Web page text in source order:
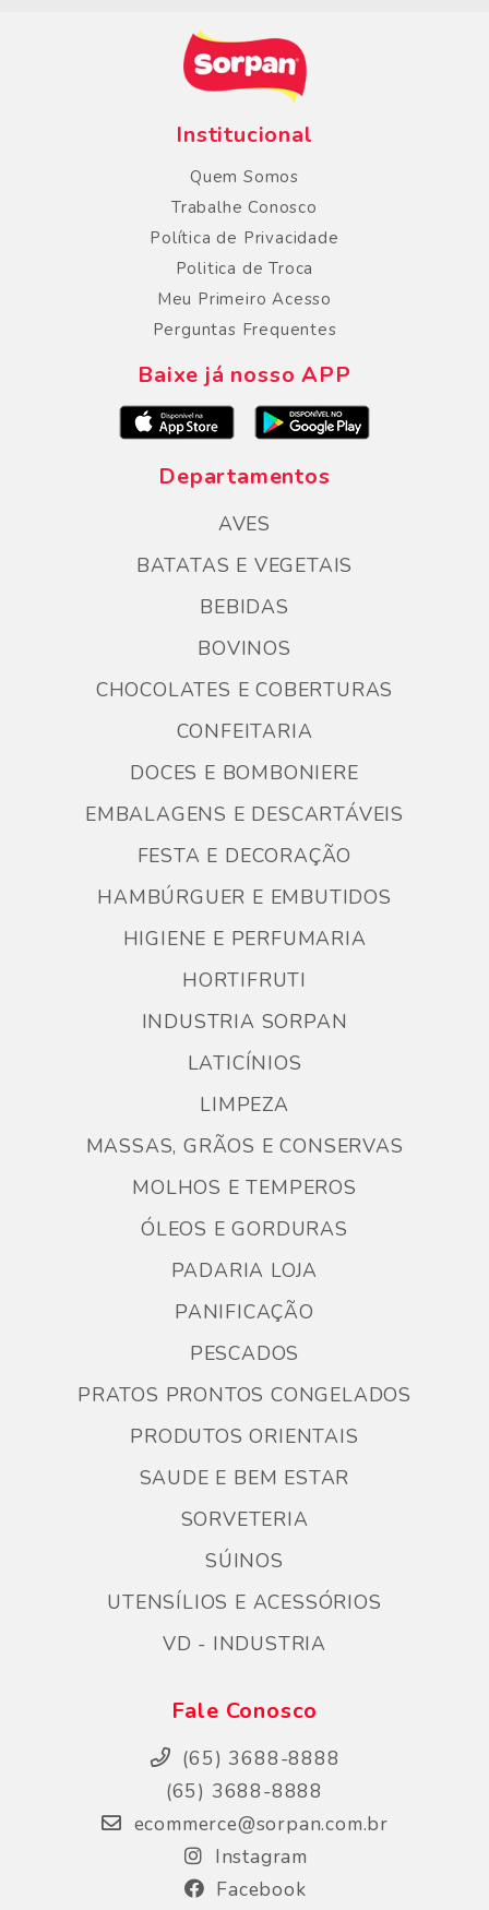
Institucional
Quem Somos
Trabalhe Conosco
Política de Privacidade
Politica de Troca
Meu Primeiro Acesso
Perguntas Frequentes
Baixe já nosso APP
Departamentos
AVES
BATATAS E VEGETAIS
BEBIDAS
BOVINOS
CHOCOLATES E COBERTURAS
CONFEITARIA
DOCES E BOMBONIERE
EMBALAGENS E DESCARTÁVEIS
FESTA E DECORAÇÃO
HAMBÚRGUER E EMBUTIDOS
HIGIENE E PERFUMARIA
HORTIFRUTI
INDUSTRIA SORPAN
LATICÍNIOS
LIMPEZA
MASSAS, GRÃOS E CONSERVAS
MOLHOS E TEMPEROS
ÓLEOS E GORDURAS
PADARIA LOJA
PANIFICAÇÃO
PESCADOS
PRATOS PRONTOS CONGELADOS
PRODUTOS ORIENTAIS
SAUDE E BEM ESTAR
SORVETERIA
SÚINOS
UTENSÍLIOS E ACESSÓRIOS
VD - INDUSTRIA
Fale Conosco
(65) 3688-8888
(65) 3688-8888
ecommerce@sorpan.com.br
Instagram
Facebook